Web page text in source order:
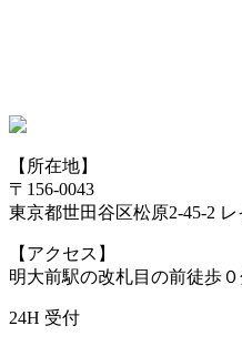
【所在地】
〒156-0043
東京都世田谷区松原2-45-2
【アクセス】
明大前駅の改札目の前徒歩
24H 受付